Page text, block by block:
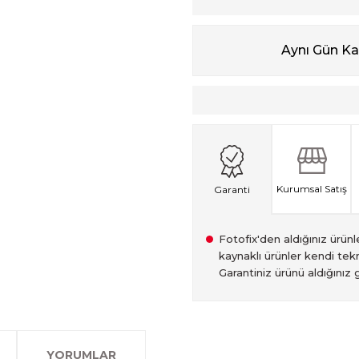
Aynı Gün
Garanti Kurumsal Satış
Fotofix'den aldığınız
kaynaklı ürünler kendi
Garantiniz ürünü
YORUMLAR